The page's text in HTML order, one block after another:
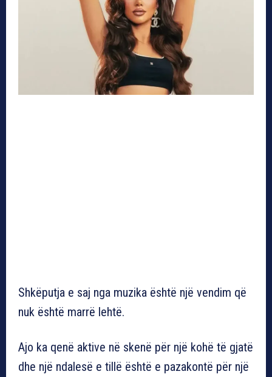
Shkëputja e saj nga muzika është një vendim që
nuk është marrë lehtë.
Ajo ka qenë aktive në skenë për një kohë të gjatë
dhe një ndalesë e tillë është e pazakontë për një